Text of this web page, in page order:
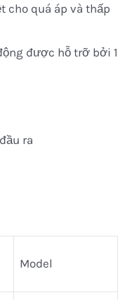
cho quá áp và thấp
được hỗ trỡ bởi 1
ra
Model